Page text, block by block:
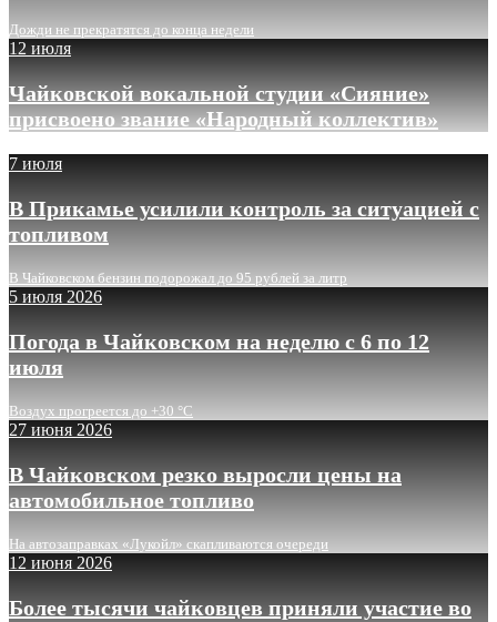
Дожди не прекратятся до конца недели
12 июля
Чайковской вокальной студии «Сияние»
присвоено звание «Народный коллектив»
7 июля
В Прикамье усилили контроль за ситуацией с
топливом
В Чайковском бензин подорожал до 95 рублей за литр
5 июля 2026
Погода в Чайковском на неделю с 6 по 12
июля
Воздух прогреется до +30 °C
27 июня 2026
В Чайковском резко выросли цены на
автомобильное топливо
На автозаправках «Лукойл» скапливаются очереди
12 июня 2026
Более тысячи чайковцев приняли участие во